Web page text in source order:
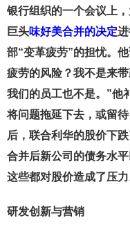
银行组织的一个会议上
巨头味好美合并的决定
部“变革疲劳”的担忧。
疲劳的风险？我不是来
我们的员工也不是。”他
将问题拖延下去，或留
后，联合利华的股价下
合并后新公司的债务水
这些都对股价造成了压
研发创新与营销